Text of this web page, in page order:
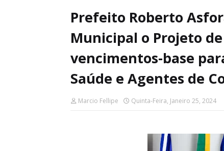
Prefeito Roberto
Municipal o Projeto
vencimentos-base
Saúde e Agentes de
Marcio Fellipe Quinta-Feira, Janeiro 25, 2024